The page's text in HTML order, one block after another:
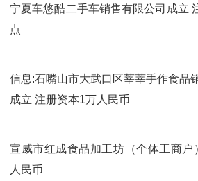
宁夏车悠酷二手车销售有限公司成立
点
信息:石嘴山市大武口区莘莘手作食品
成立 注册资本1万人民币
宣威市红成食品加工坊（个体工商户
人民币